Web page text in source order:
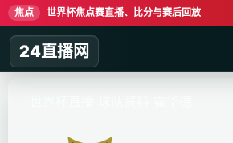
焦点 世界杯焦点赛直播、比分与赛后回放
24直播网